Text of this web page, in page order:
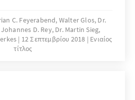
als auch aus der
China, die Türkei und
mit
an Einfluss in
der Europäischen
und kulturell.
C. Feyerabend, Walter Glos, Dr.
D. Rey, Dr. Martin Sieg,
12 Σεπτεμβρίου 2018
Ενιαίος
τίτλος